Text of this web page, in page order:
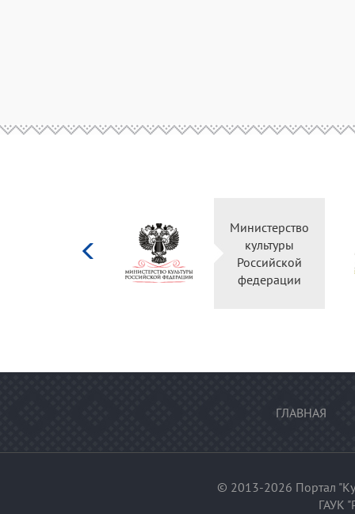
Министерство
культуры
Российской
федерации
ГЛАВНАЯ
© 2013-2026 Портал
ГАУК